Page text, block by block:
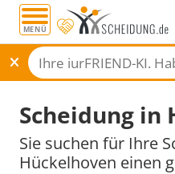
MENÜ
Scheidung in
Sie suchen für Ihre
Hückelhoven einen